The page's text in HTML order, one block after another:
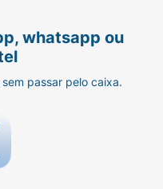
whatsapp ou
passar pelo caixa.